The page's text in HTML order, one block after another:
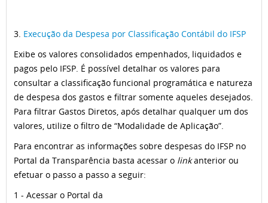
3. Execução da Despesa por Classificação Contábil do IFSP
Exibe os valores consolidados empenhados, liquidados e
pagos pelo IFSP. É possível detalhar os valores para
consultar a classificação funcional programática e natureza
de despesa dos gastos e filtrar somente aqueles desejados.
Para filtrar Gastos Diretos, após detalhar qualquer um dos
valores, utilize o filtro de “Modalidade de Aplicação”.
Para encontrar as informações sobre despesas do IFSP no
Portal da Transparência basta acessar o linkanterior ou
efetuar o passo a passo a seguir:
1 - Acessar o Portal da